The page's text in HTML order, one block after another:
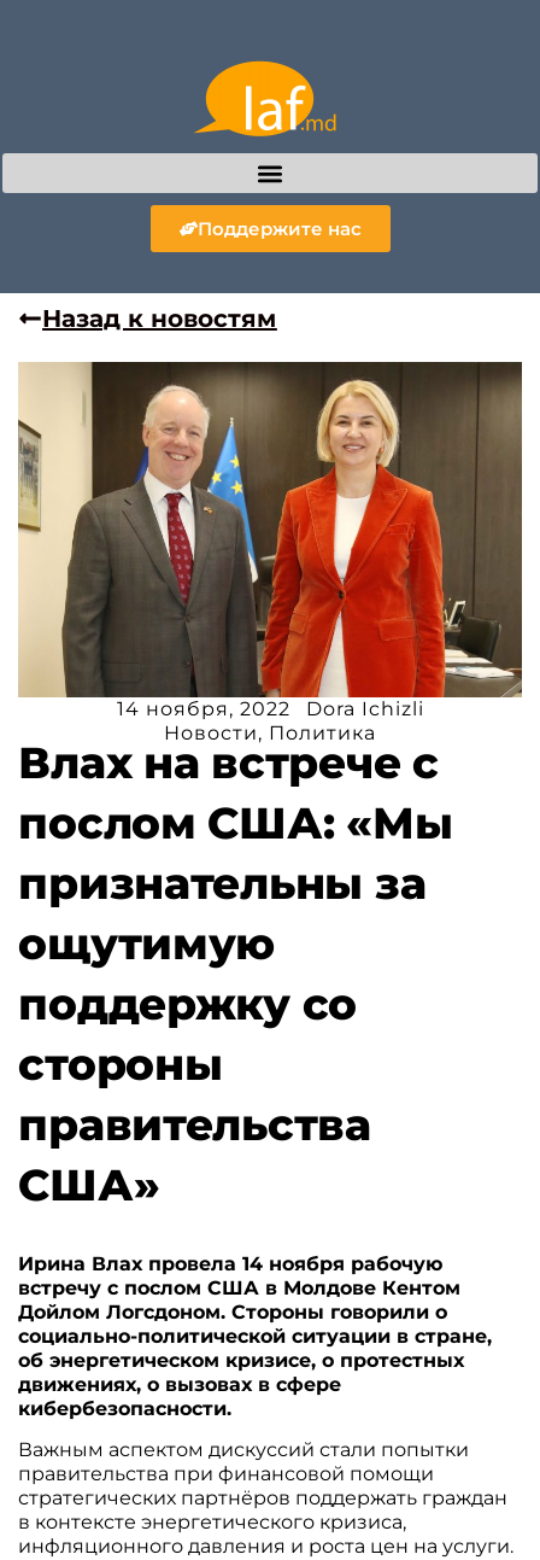
Поддержите нас
Назад к новостям
14 ноября, 2022
Dora Ichizli
Новости, Политика
Влах на встрече с
послом США: «Мы
признательны за
ощутимую
поддержку со
стороны
правительства
США»
Ирина Влах провела 14 ноября рабочую
встречу с послом США в Молдове Кентом
Дойлом Логсдоном. Стороны говорили о
социально-политической ситуации в стране,
об энергетическом кризисе, о протестных
движениях, о вызовах в сфере
кибербезопасности.
Важным аспектом дискуссий стали попытки
правительства при финансовой помощи
стратегических партнёров поддержать граждан
в контексте энергетического кризиса,
инфляционного давления и роста цен на услуги.